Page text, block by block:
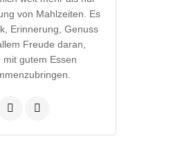
von Mahlzeiten. Es
Erinnerung, Genuss
Freude daran,
mit gutem Essen